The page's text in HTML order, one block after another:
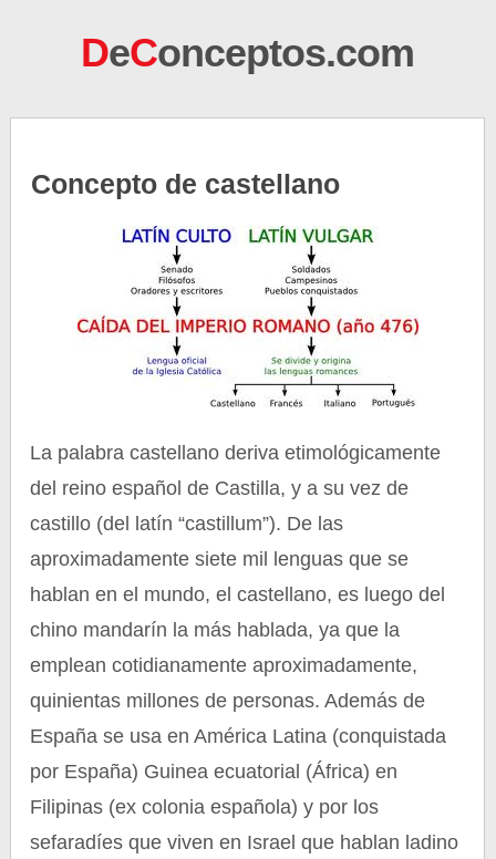
DeConceptos.com
Concepto de castellano
La palabra castellano deriva etimológicamente
del reino español de Castilla, y a su vez de
castillo (del latín “castillum”). De las
aproximadamente siete mil lenguas que se
hablan en el mundo, el castellano, es luego del
chino mandarín la más hablada, ya que la
emplean cotidianamente aproximadamente,
quinientas millones de personas. Además de
España se usa en América Latina (conquistada
por España) Guinea ecuatorial (África) en
Filipinas (ex colonia española) y por los
sefaradíes que viven en Israel que hablan ladino